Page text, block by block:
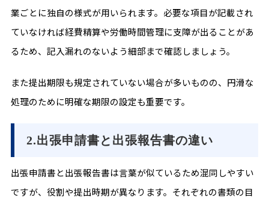
業ごとに独自の様式が用いられます。必要な項目が記載され
ていなければ経費精算や労働時間管理に支障が出ることがあ
るため、記入漏れのないよう細部まで確認しましょう。
また提出期限も規定されていない場合が多いものの、円滑な
処理のために明確な期限の設定も重要です。
2.出張申請書と出張報告書の違い
出張申請書と出張報告書は言葉が似ているため混同しやすい
ですが、役割や提出時期が異なります。それぞれの書類の目